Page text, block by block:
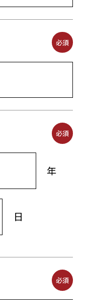
必須
必須
年
日
必須